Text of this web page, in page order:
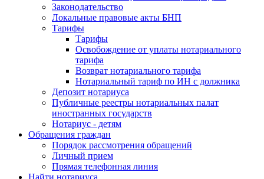
Законодательство
Локальные правовые акты БНП
Тарифы
Тарифы
Освобождение от уплаты нотариального
тарифа
Возврат нотариального тарифа
Нотариальный тариф по ИН с должника
Депозит нотариуса
Публичные реестры нотариальных палат
иностранных государств
Нотариус - детям
Обращения граждан
Порядок рассмотрения обращений
Личный прием
Прямая телефонная линия
Найти нотариуса